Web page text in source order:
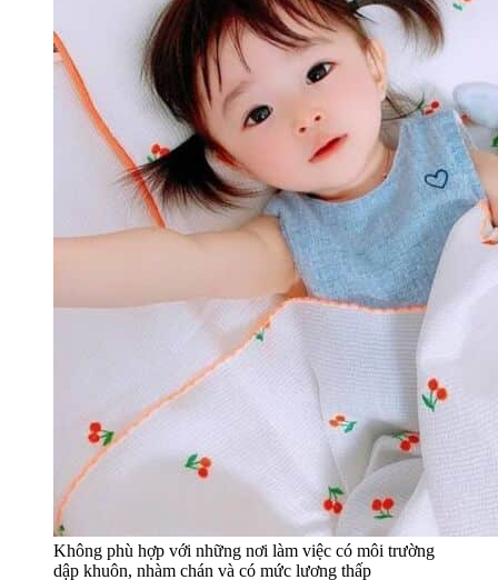
Không phù hợp với những nơi làm việc có môi trường
dập khuôn, nhàm chán và có mức lương thấp